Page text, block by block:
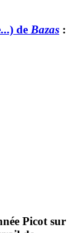
de Bazas :
Picot sur